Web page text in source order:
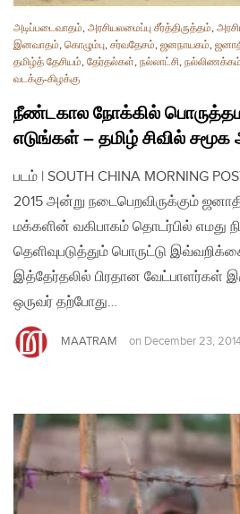
அடிப்படைவாதம், அரசியலமைப்பு சீர்த்திருத்தம்,
இனவாதம், கொழும்பு, சர்வதேசம், ஜனநாயகம்,
தமிழ்த் தேசியம், தேர்தல்கள், நல்லாட்சி, நல்லிணக்கம்
வடக்கு-கிழக்கு
நீண்டகால நோக்கில்
எடுங்கள் – தமிழ் சிவில்
படம் | SOUTH CHINA MORNING
2015 அன்று நடைபெறவிருக்கும்
மக்களின் வகிபாகம் தொடர்பில் எமது
தெளிவுபடுத்தும் பொருட்டு
இத்தேர்தலில் பிரதான வேட்பாளர்கள்
ஒருவர் தற்போது…
MAATRAM on December 23,